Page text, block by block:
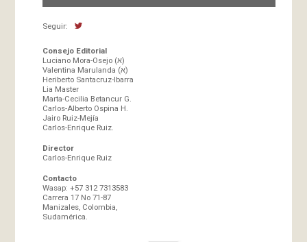
Seguir:
Consejo Editorial
Luciano Mora-Osejo (א)
Valentina Marulanda (א)
Heriberto Santacruz-Ibarra
Lia Master
Marta-Cecilia Betancur G.
Carlos-Alberto Ospina H.
Jairo Ruiz-Mejía
Carlos-Enrique Ruiz.
Director
Carlos-Enrique Ruiz
Contacto
Wasap: +57 312 7313583
Carrera 17 No 71-87
Manizales, Colombia,
Sudamérica.